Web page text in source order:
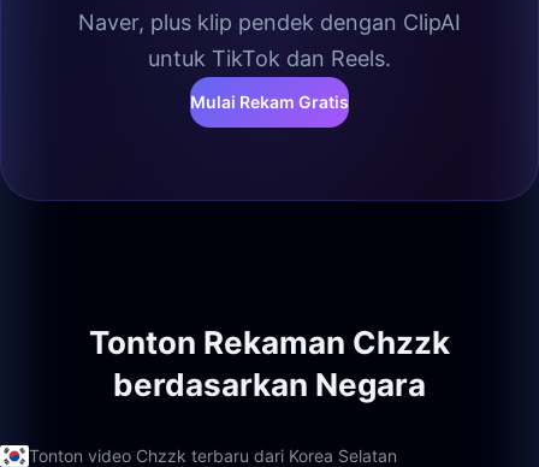
Naver, plus klip pendek dengan ClipAI
untuk TikTok dan Reels.
Mulai Rekam Gratis
Tonton Rekaman Chzzk
berdasarkan Negara
Tonton video Chzzk terbaru dari Korea Selatan